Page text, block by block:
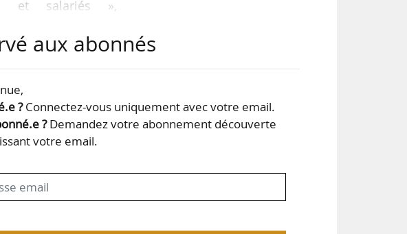
et salariés »,
d’un parc
aux abonnés
?Connectez-vous uniquement avec votre email.
?Demandez votre abonnement découverte
votre email.